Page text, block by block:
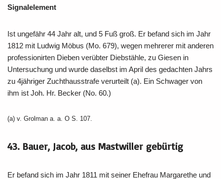
Signalelement
Ist ungefähr 44 Jahr alt, und 5 Fuß groß. Er befand sich im Jahr
1812 mit Ludwig Möbus (Mo. 679), wegen mehrerer mit anderen
professionirten Dieben verübter Diebstähle, zu Giesen in
Untersuchung und wurde daselbst im April des gedachten Jahrs
zu 4jähriger Zuchthausstrafe verurteilt (a). Ein Schwager von
ihm ist Joh. Hr. Becker (No. 60.)
(a) v. Grolman a. a. O S. 107.
43. Bauer, Jacob, aus Mastwiller gebürtig
Er befand sich im Jahr 1811 mit seiner Ehefrau Margarethe und